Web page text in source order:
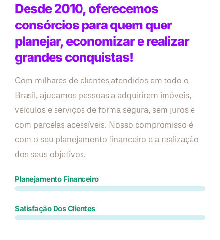
Desde 2010, oferecemos
consórcios para quem quer
planejar, economizar e realizar
grandes conquistas!
Com milhares de clientes atendidos em todo o
Brasil, ajudamos pessoas a adquirirem imóveis,
veículos e serviços de forma segura, sem juros e
com parcelas acessíveis. Nosso compromisso é
com o seu planejamento financeiro e a realização
dos seus objetivos.
Planejamento Financeiro
Satisfação Dos Clientes